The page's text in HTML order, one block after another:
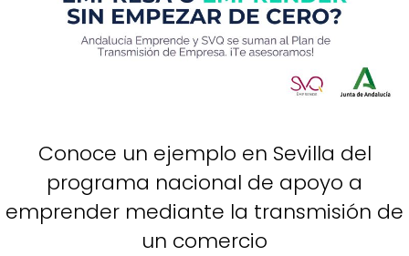
Conoce un ejemplo en Sevilla del
programa nacional de apoyo a
emprender mediante la transmisión de
un comercio